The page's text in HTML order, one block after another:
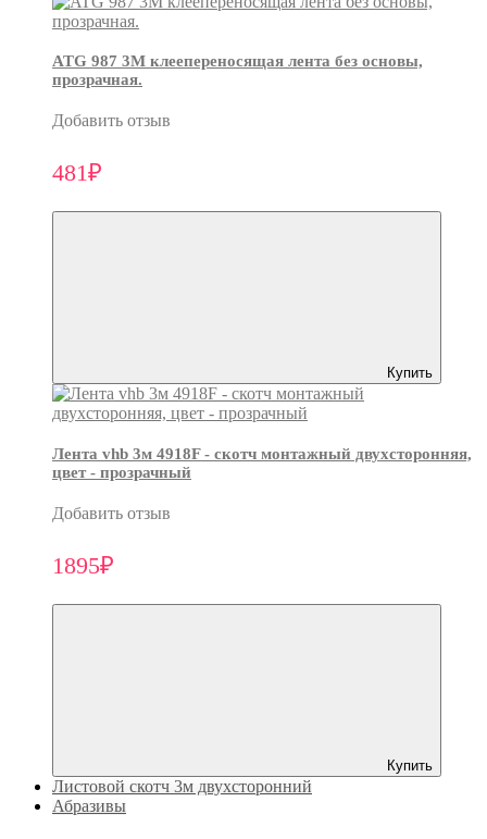
ATG 987 3М клеепереносящая лента без основы,
прозрачная.
Добавить отзыв
481₽
Купить
Лента vhb 3м 4918F - скотч монтажный двухсторонняя,
цвет - прозрачный
Добавить отзыв
1895₽
Купить
Листовой скотч 3м двухсторонний
Абразивы